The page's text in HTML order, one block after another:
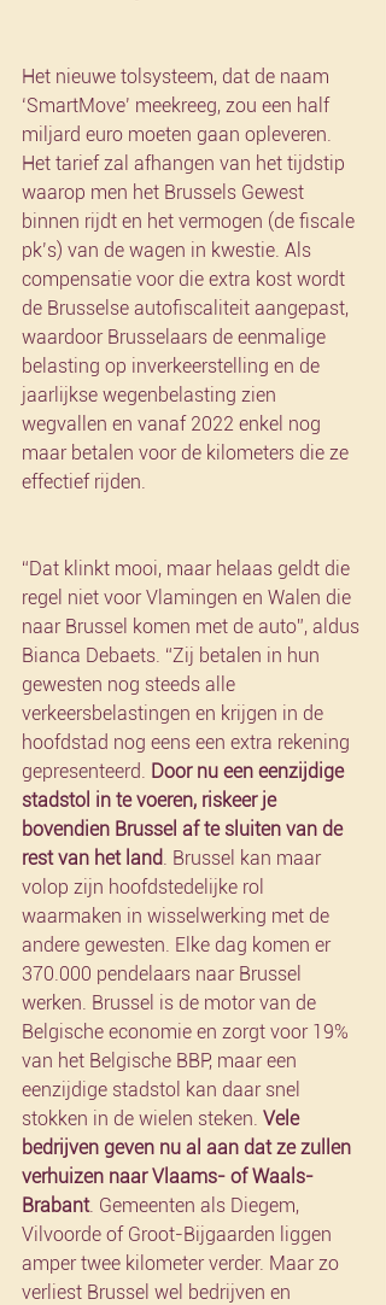
Het nieuwe tolsysteem, dat de naam
‘SmartMove’ meekreeg, zou een half
miljard euro moeten gaan opleveren.
Het tarief zal afhangen van het tijdstip
waarop men het Brussels Gewest
binnen rijdt en het vermogen (de fiscale
pk’s) van de wagen in kwestie. Als
compensatie voor die extra kost wordt
de Brusselse autofiscaliteit aangepast,
waardoor Brusselaars de eenmalige
belasting op inverkeerstelling en de
jaarlijkse wegenbelasting zien
wegvallen en vanaf 2022 enkel nog
maar betalen voor de kilometers die ze
effectief rijden.
“Dat klinkt mooi, maar helaas geldt die
regel niet voor Vlamingen en Walen die
naar Brussel komen met de auto”, aldus
Bianca Debaets. “Zij betalen in hun
gewesten nog steeds alle
verkeersbelastingen en krijgen in de
hoofdstad nog eens een extra rekening
gepresenteerd. Door nu een eenzijdige
stadstol in te voeren, riskeer je
bovendien Brussel af te sluiten van de
rest van het land. Brussel kan maar
volop zijn hoofdstedelijke rol
waarmaken in wisselwerking met de
andere gewesten. Elke dag komen er
370.000 pendelaars naar Brussel
werken. Brussel is de motor van de
Belgische economie en zorgt voor 19%
van het Belgische BBP, maar een
eenzijdige stadstol kan daar snel
stokken in de wielen steken. Vele
bedrijven geven nu al aan dat ze zullen
verhuizen naar Vlaams- of Waals-
Brabant. Gemeenten als Diegem,
Vilvoorde of Groot-Bijgaarden liggen
amper twee kilometer verder. Maar zo
verliest Brussel wel bedrijven en